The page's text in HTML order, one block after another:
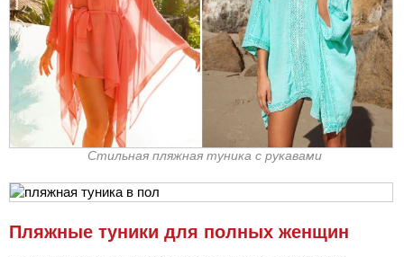
Стильная пляжная туника с рукавами
Пляжные туники для полных женщин